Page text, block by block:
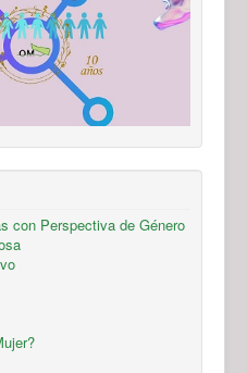
con Perspectiva de Género